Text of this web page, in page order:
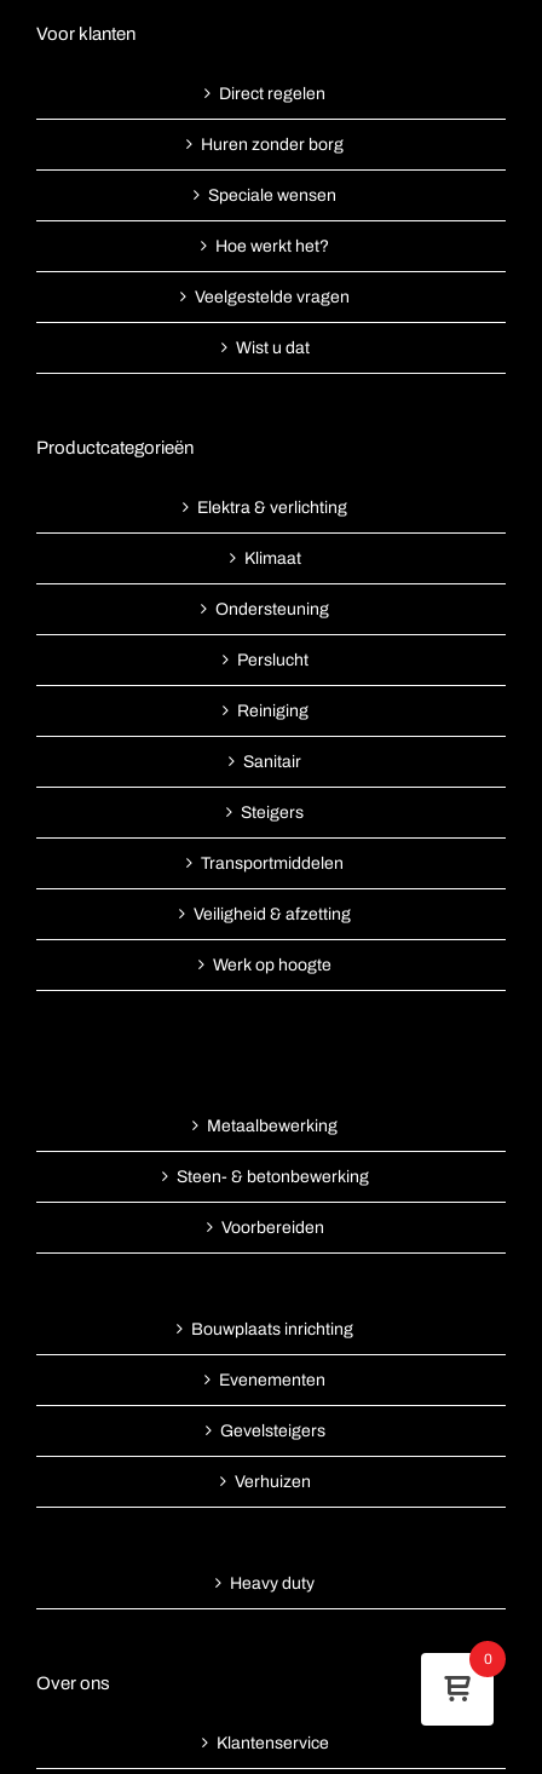
Voor klanten
Direct regelen
Huren zonder borg
Speciale wensen
Hoe werkt het?
Veelgestelde vragen
Wist u dat
Productcategorieën
Elektra & verlichting
Klimaat
Ondersteuning
Perslucht
Reiniging
Sanitair
Steigers
Transportmiddelen
Veiligheid & afzetting
Werk op hoogte
Metaalbewerking
Steen- & betonbewerking
Voorbereiden
Bouwplaats inrichting
Evenementen
Gevelsteigers
Verhuizen
Heavy duty
Over ons
Klantenservice
0